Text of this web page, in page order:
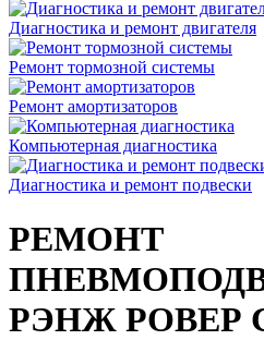
Диагностика и ремонт двигателя
Ремонт тормозной системы
Ремонт амортизаторов
Компьютерная диагностика
Диагностика и ремонт подвески
РЕМОНТ
РЭНЖ РОВЕР